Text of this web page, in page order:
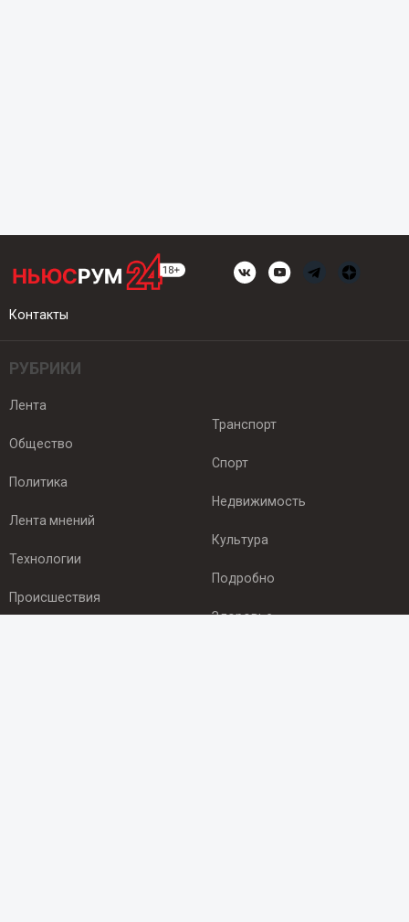
Контакты
РУБРИКИ
Лента
Общество
Политика
Лента мнений
Технологии
Происшествия
Транспорт
Спорт
Недвижимость
Культура
Подробно
Здоровье